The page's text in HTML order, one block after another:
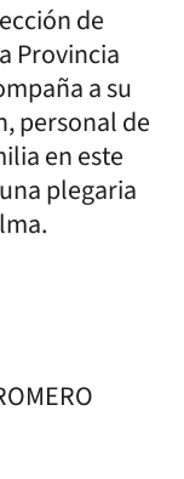
de
Provincia
a su
personal de
en este
plegaria